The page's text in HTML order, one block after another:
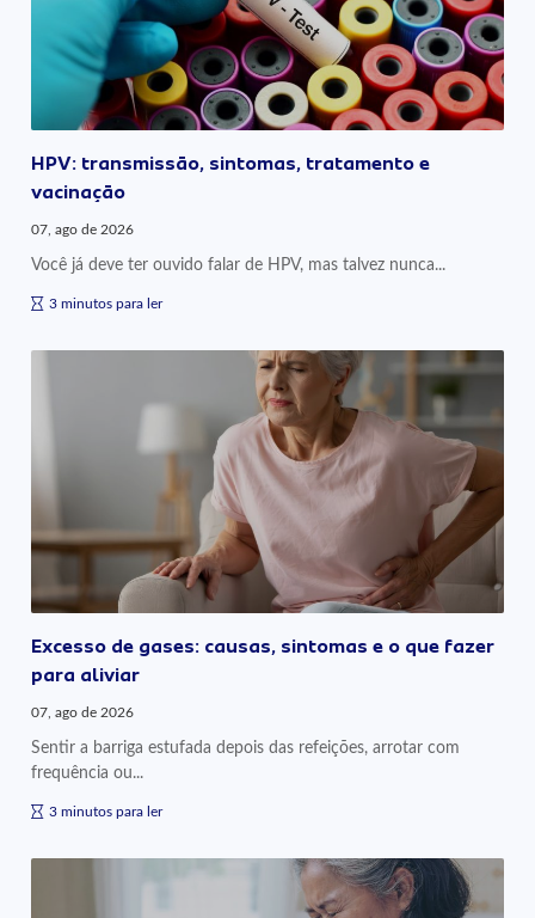
HPV: transmissão, sintomas, tratamento e
vacinação
07, ago de 2026
Você já deve ter ouvido falar de HPV, mas talvez nunca...
3 minutos para ler
Excesso de gases: causas, sintomas e o que fazer
para aliviar
07, ago de 2026
Sentir a barriga estufada depois das refeições, arrotar com
frequência ou...
3 minutos para ler